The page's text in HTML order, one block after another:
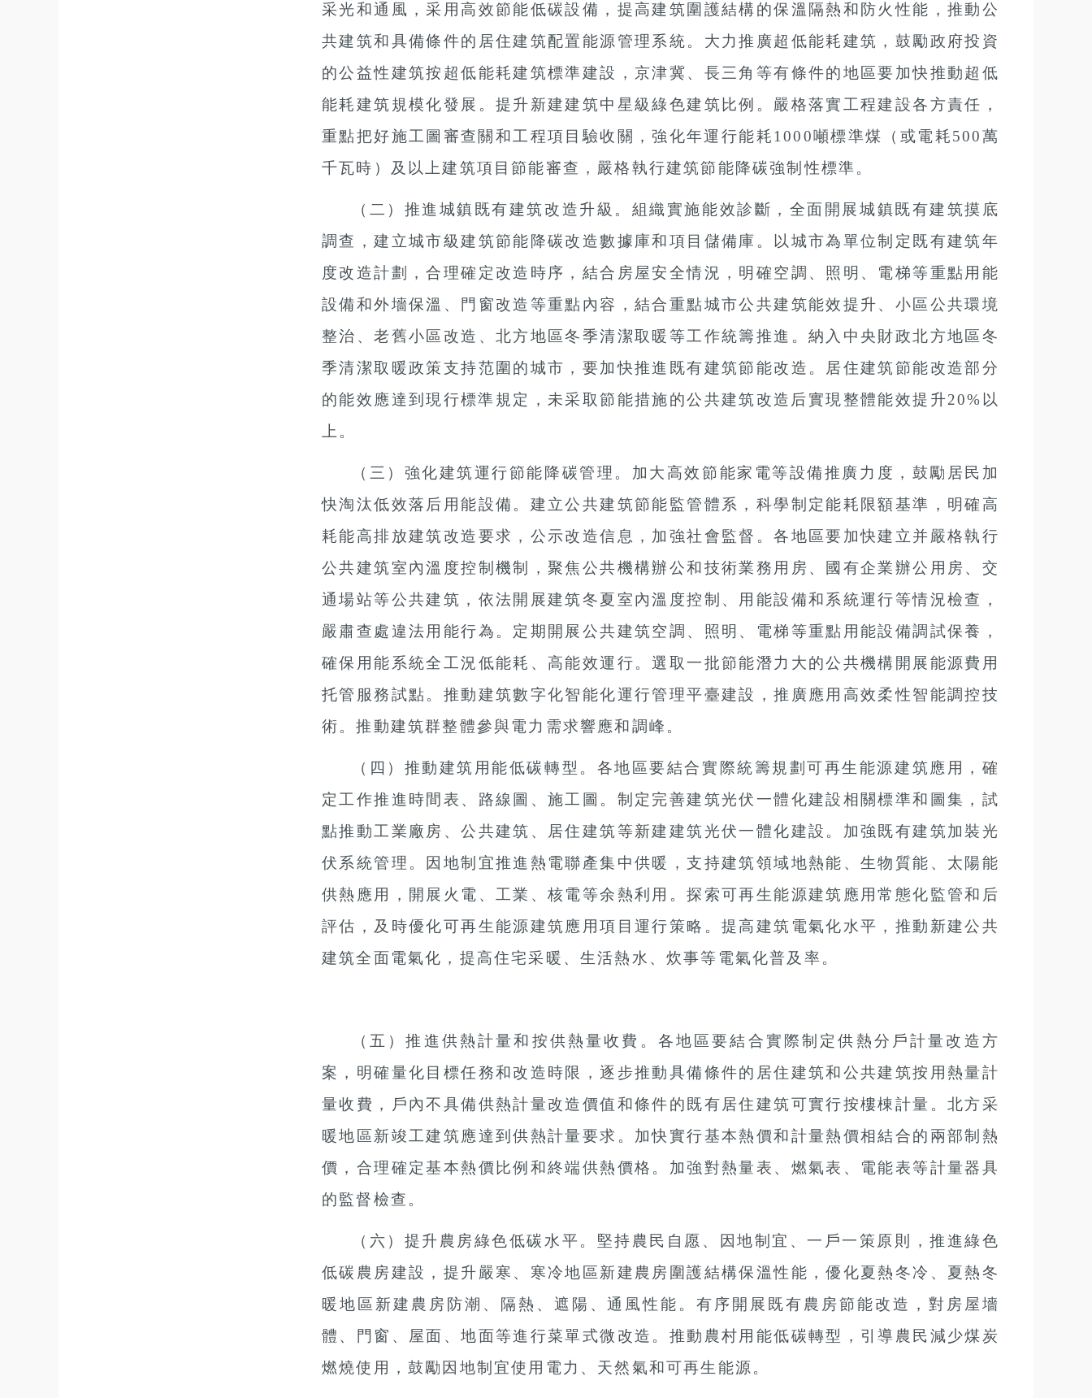
采光和通風，采用高效節能低碳設備，提高建筑圍護結構的保溫隔熱和防火性能，推動公
共建筑和具備條件的居住建筑配置能源管理系統。大力推廣超低能耗建筑，鼓勵政府投資
的公益性建筑按超低能耗建筑標準建設，京津冀、長三角等有條件的地區要加快推動超低
能耗建筑規模化發展。提升新建建筑中星級綠色建筑比例。嚴格落實工程建設各方責任，
重點把好施工圖審查關和工程項目驗收關，強化年運行能耗1000噸標準煤（或電耗500萬
千瓦時）及以上建筑項目節能審查，嚴格執行建筑節能降碳強制性標準。
（二）推進城鎮既有建筑改造升級。 組織實施能效診斷，全面開展城鎮既有建筑摸底
調查，建立城市級建筑節能降碳改造數據庫和項目儲備庫。以城市為單位制定既有建筑年
度改造計劃，合理確定改造時序，結合房屋安全情況，明確空調、照明、電梯等重點用能
設備和外墻保溫、門窗改造等重點內容，結合重點城市公共建筑能效提升、小區公共環境
整治、老舊小區改造、北方地區冬季清潔取暖等工作統籌推進。納入中央財政北方地區冬
季清潔取暖政策支持范圍的城市，要加快推進既有建筑節能改造。居住建筑節能改造部分
的能效應達到現行標準規定，未采取節能措施的公共建筑改造后實現整體能效提升20%以
上。
（三）強化建筑運行節能降碳管理。 加大高效節能家電等設備推廣力度，鼓勵居民加
快淘汰低效落后用能設備。建立公共建筑節能監管體系，科學制定能耗限額基準，明確高
耗能高排放建筑改造要求，公示改造信息，加強社會監督。各地區要加快建立并嚴格執行
公共建筑室內溫度控制機制，聚焦公共機構辦公和技術業務用房、國有企業辦公用房、交
通場站等公共建筑，依法開展建筑冬夏室內溫度控制、用能設備和系統運行等情況檢查，
嚴肅查處違法用能行為。定期開展公共建筑空調、照明、電梯等重點用能設備調試保養，
確保用能系統全工況低能耗、高能效運行。選取一批節能潛力大的公共機構開展能源費用
托管服務試點。推動建筑數字化智能化運行管理平臺建設，推廣應用高效柔性智能調控技
術。推動建筑群整體參與電力需求響應和調峰。
（四）推動建筑用能低碳轉型。 各地區要結合實際統籌規劃可再生能源建筑應用，確
定工作推進時間表、路線圖、施工圖。制定完善建筑光伏一體化建設相關標準和圖集，試
點推動工業廠房、公共建筑、居住建筑等新建建筑光伏一體化建設。加強既有建筑加裝光
伏系統管理。因地制宜推進熱電聯產集中供暖，支持建筑領域地熱能、生物質能、太陽能
供熱應用，開展火電、工業、核電等余熱利用。探索可再生能源建筑應用常態化監管和后
評估，及時優化可再生能源建筑應用項目運行策略。提高建筑電氣化水平，推動新建公共
建筑全面電氣化，提高住宅采暖、生活熱水、炊事等電氣化普及率。
（五）推進供熱計量和按供熱量收費。 各地區要結合實際制定供熱分戶計量改造方
案，明確量化目標任務和改造時限，逐步推動具備條件的居住建筑和公共建筑按用熱量計
量收費，戶內不具備供熱計量改造價值和條件的既有居住建筑可實行按樓棟計量。北方采
暖地區新竣工建筑應達到供熱計量要求。加快實行基本熱價和計量熱價相結合的兩部制熱
價，合理確定基本熱價比例和終端供熱價格。加強對熱量表、燃氣表、電能表等計量器具
的監督檢查。
（六）提升農房綠色低碳水平。 堅持農民自愿、因地制宜、一戶一策原則，推進綠色
低碳農房建設，提升嚴寒、寒冷地區新建農房圍護結構保溫性能，優化夏熱冬冷、夏熱冬
暖地區新建農房防潮、隔熱、遮陽、通風性能。有序開展既有農房節能改造，對房屋墻
體、門窗、屋面、地面等進行菜單式微改造。推動農村用能低碳轉型，引導農民減少煤炭
燃燒使用，鼓勵因地制宜使用電力、天然氣和可再生能源。